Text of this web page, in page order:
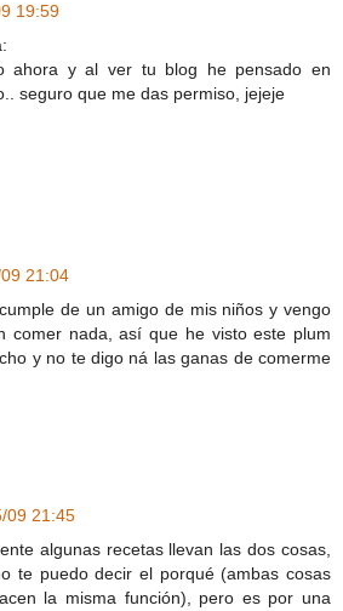
19:59
ahora y al ver tu blog he pensado en
seguro que me das permiso, jejeje
21:04
de un amigo de mis niños y vengo
comer nada, así que he visto este plum
y no te digo ná las ganas de comerme
09 21:45
algunas recetas llevan las dos cosas,
te puedo decir el porqué (ambas cosas
la misma función), pero es por una